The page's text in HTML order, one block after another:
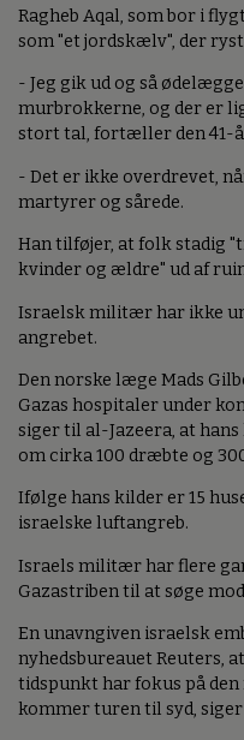
Ragheb Aqal, som bor i
som "et jordskælv", der
- Jeg gik ud og så
murbrokkerne, og der er
stort tal, fortæller den 41-
- Det er ikke overdrevet,
martyrer og sårede.
Han tilføjer, at folk stadig
kvinder og ældre" ud af
Israelsk militær har ikke
angrebet.
Den norske læge Mads
Gazas hospitaler under
siger til al-Jazeera, at
om cirka 100 dræbte og
Ifølge hans kilder er 15
israelske luftangreb.
Israels militær har flere
Gazastriben til at søge
En unavngiven israelsk
nyhedsbureauet Reuters,
tidspunkt har fokus på den
kommer turen til syd,